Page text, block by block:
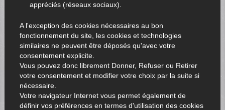
appréciés (réseaux sociaux).
A l'exception des cookies nécessaires au bon
fonctionnement du site, les cookies et technologies
similaires ne peuvent être déposés qu'avec votre
consentement explicite.
Vous pouvez donc librement Donner, Refuser ou Retirer
votre consentement et modifier votre choix par la suite si
nécessaire.
Votre navigateur Internet vous permet également de
définir vos préférences en termes d'utilisation des cookies